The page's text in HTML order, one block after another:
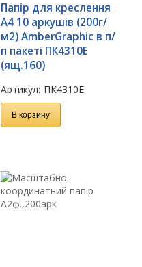
Папір для креслення
А4 10 аркушів (200г/
м2) AmberGraphic в п/
п пакеті ПК4310Е
(ящ.160)
Артикул: ПК4310Е
В корзину